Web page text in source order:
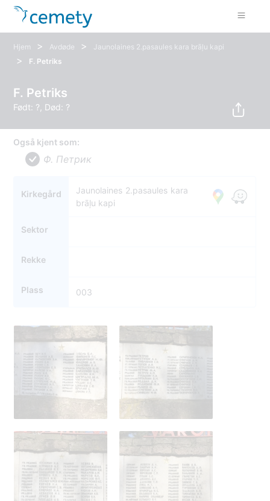
Hjem > Avdøde > Jaunolaines 2.pasaules kara brāļu kapi
> F. Petriks
F. Petriks
Født: ?, Død: ?
Også kjent som:
Ф. Петрик
Kirkegård
Jaunolaines 2.pasaules kara
brāļu kapi
Sektor
Rekke
Plass 003